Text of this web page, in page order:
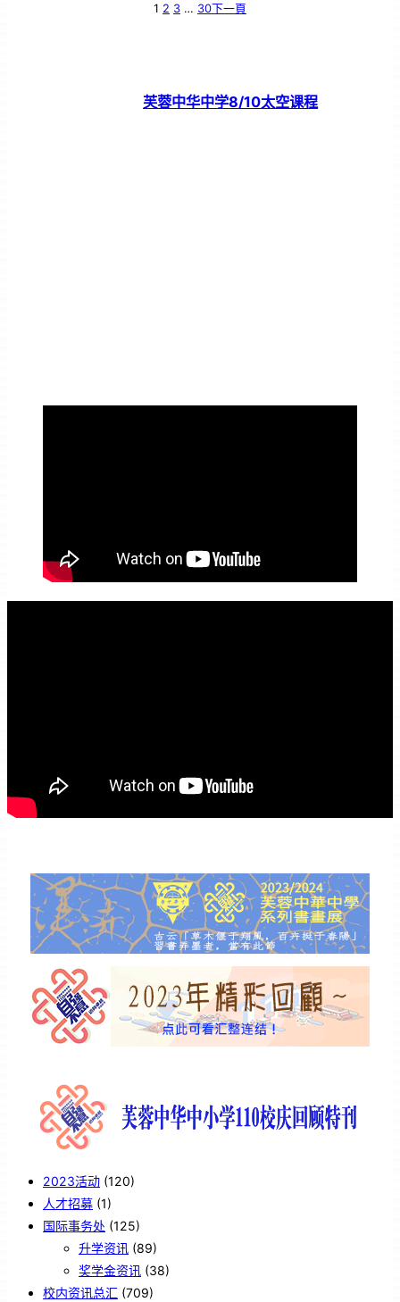
1 2 3 … 30下一頁
芙蓉中华中学8/10太空课程
2023活动 (120)
人才招募 (1)
国际事务处 (125)
升学资讯 (89)
奖学金资讯 (38)
校内资讯总汇 (709)